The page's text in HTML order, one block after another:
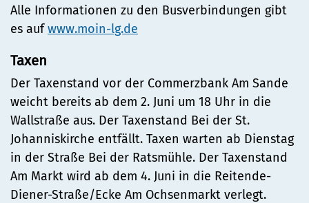
Alle Informationen zu den Busverbindungen gibt
es aufwww.moin-lg.de
Taxen
Der Taxenstand vor der Commerzbank Am Sande
weicht bereits ab dem 2. Juni um 18 Uhr in die
Wallstraße aus. Der Taxenstand Bei der St.
Johanniskirche entfällt. Taxen warten ab Dienstag
in der Straße Bei der Ratsmühle. Der Taxenstand
Am Markt wird ab dem 4. Juni in die Reitende-
Diener-Straße/Ecke Am Ochsenmarkt verlegt.